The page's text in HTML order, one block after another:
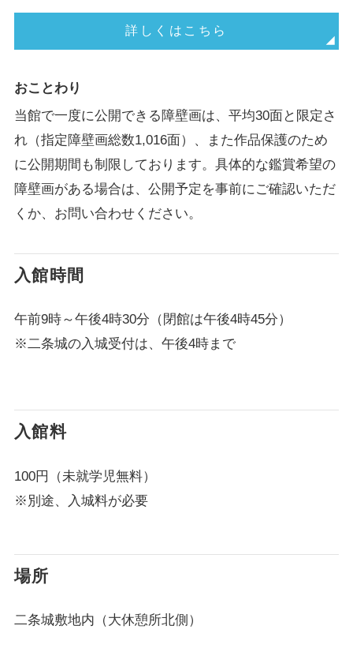
詳しくはこちら
おことわり
当館で一度に公開できる障壁画は、平均30面と限定さ
れ（指定障壁画総数1,016面）、また作品保護のため
に公開期間も制限しております。具体的な鑑賞希望の
障壁画がある場合は、公開予定を事前にご確認いただ
くか、お問い合わせください。
入館時間
午前9時～午後4時30分（閉館は午後4時45分）
※二条城の入城受付は、午後4時まで
入館料
100円（未就学児無料）
※別途、入城料が必要
場所
二条城敷地内（大休憩所北側）